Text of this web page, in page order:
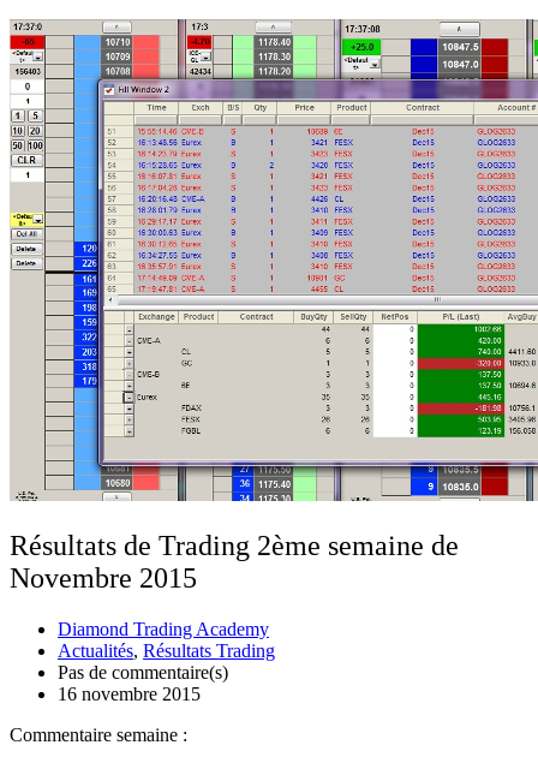
Résultats de Trading 2ème semaine de
Novembre 2015
Diamond Trading Academy
Actualités, Résultats Trading
Pas de commentaire(s)
16 novembre 2015
Commentaire semaine :